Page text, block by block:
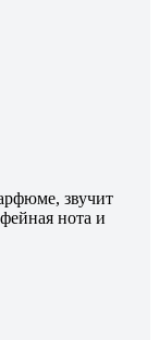
звучит
нота и